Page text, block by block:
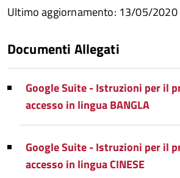
Ultimo aggiornamento: 13/05/2020
Documenti Allegati
Google Suite - Istruzioni per il
accesso in lingua BANGLA
Google Suite - Istruzioni per il
accesso in lingua CINESE